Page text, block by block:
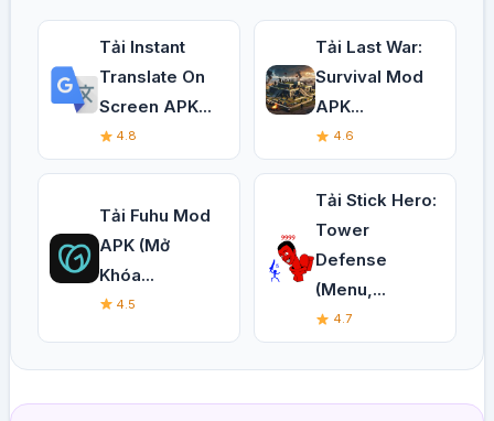
Tải Instant
Translate On
Screen APK...
4.8
Tải Last War:
Survival Mod
APK...
4.6
Tải Fuhu Mod
APK (Mở
Khóa...
4.5
Tải Stick Hero:
Tower
Defense
(Menu,...
4.7